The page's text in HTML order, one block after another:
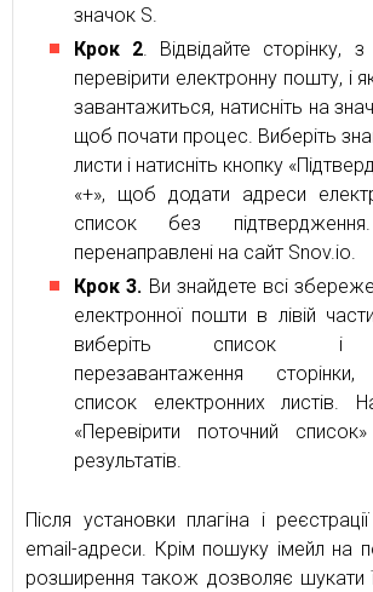
значок S.
Крок 2. Відвідайте сторінку,
перевірити електронну пошту, і
завантажиться, натисніть на
щоб почати процес. Виберіть
листи і натисніть кнопку
«+», щоб додати адреси
список без
перенаправлені на сайт Snov.io.
Крок 3. Ви знайдете всі
електронної пошти в лівій
виберіть список і
перезавантаження сторінки,
список електронних листів.
«Перевірити поточний
результатів.
Після установки плагіна і
email-адреси. Крім пошуку імейл на
розширення також дозволяє шукати